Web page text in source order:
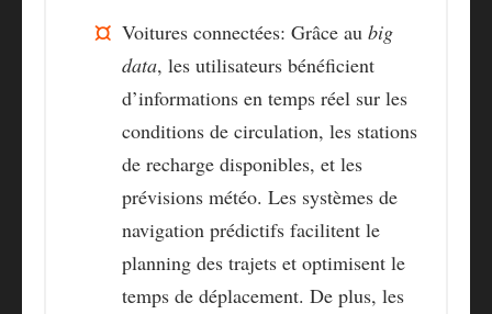
Voitures connectées: Grâce au big
data, les utilisateurs bénéficient
d’informations en temps réel sur les
conditions de circulation, les stations
de recharge disponibles, et les
prévisions météo. Les systèmes de
navigation prédictifs facilitent le
planning des trajets et optimisent le
temps de déplacement. De plus, les